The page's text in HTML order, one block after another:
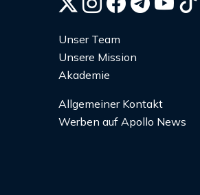
Unser Team
Unsere Mission
Akademie
Allgemeiner Kontakt
Werben auf Apollo News